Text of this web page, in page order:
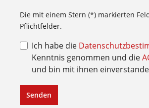
Die mit einem Stern (*) markierten
Pflichtfelder.
Ich habe die
Kenntnis genommen und die
und bin mit ihnen
Senden